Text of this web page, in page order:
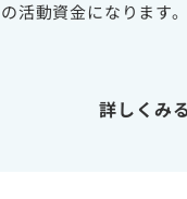
の活動資金になります。
詳しくみる